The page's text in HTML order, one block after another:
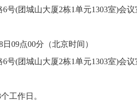
6号(团城山大厦2栋1单元1303室)会议
日 09点00分（北京时间）
号(团城山大厦2栋1单元1303室)会议
工作日。